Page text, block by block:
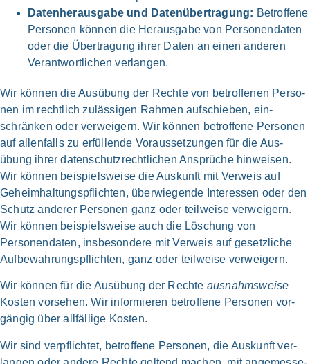
Daten­her­aus­ga­be und Daten­über­tra­gung: Betrof­fe­ne
Per­so­nen kön­nen die Heraus­gabe von Personen­daten
oder die Übe­rtragung ihrer Daten an einen ande­ren
Verant­wortlichen ver­lan­gen.
Wir kön­nen die Aus­übung der Rech­te von betrof­fe­nen Per­so­
nen im recht­lich zu­lässigen Rah­men auf­schieben, ein­
schränken oder ver­weigern. Wir kön­nen betrof­fe­ne Per­so­nen
auf allen­falls zu erfül­len­de Voraus­setzungen für die Aus­
übung ihrer daten­schutz­rechtlichen Ansprü­che hin­wei­sen.
Wir kön­nen beispiels­weise die Aus­kunft mit Ver­weis auf
Geheim­haltungs­pflichten, über­wie­gen­de Inter­essen oder den
Schutz ande­rer Per­so­nen ganz oder teil­weise ver­wei­gern.
Wir kön­nen bei­spiels­wei­se auch die Löschung von
Personen­daten, ins­besondere mit Ver­weis auf gesetz­liche
Auf­bewahrungs­pflichten, ganz oder teil­weise ver­wei­gern.
Wir kön­nen für die Aus­übung der Rech­te ausnahms­weise
Kosten vor­sehen. Wir infor­mieren be­troffene Per­sonen vor­
gän­gig über all­fällige Kosten.
Wir sind ver­pflichtet, betrof­fe­ne Per­so­nen, die Aus­kunft ver­